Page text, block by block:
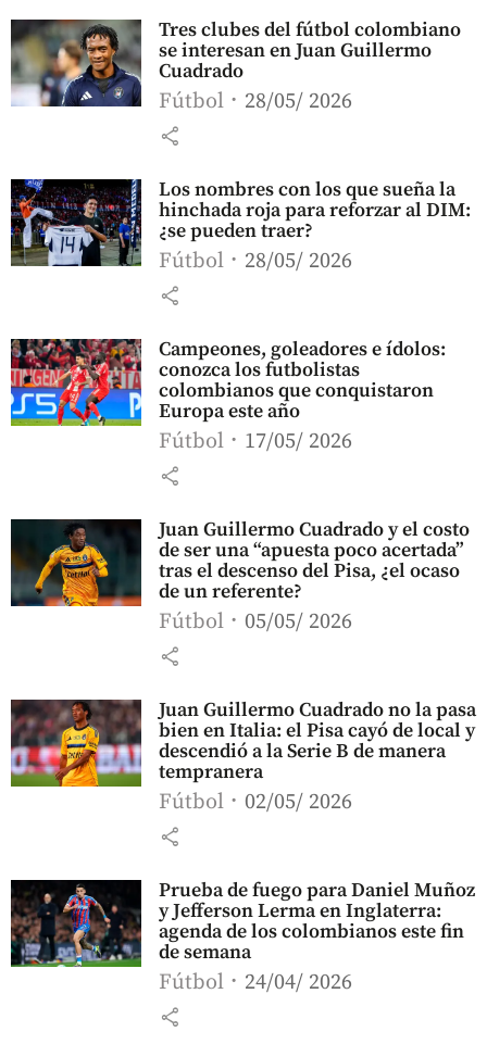
Tres clubes del fútbol colombiano
se interesan en Juan Guillermo
Cuadrado
Fútbol 28/05/ 2026
share
Los nombres con los que sueña la
hinchada roja para reforzar al DIM:
¿se pueden traer?
Fútbol 28/05/ 2026
share
Campeones, goleadores e ídolos:
conozca los futbolistas
colombianos que conquistaron
Europa este año
Fútbol 17/05/ 2026
share
Juan Guillermo Cuadrado y el costo
de ser una “apuesta poco acertada”
tras el descenso del Pisa, ¿el ocaso
de un referente?
Fútbol 05/05/ 2026
share
Juan Guillermo Cuadrado no la pasa
bien en Italia: el Pisa cayó de local y
descendió a la Serie B de manera
tempranera
Fútbol 02/05/ 2026
share
Prueba de fuego para Daniel Muñoz
y Jefferson Lerma en Inglaterra:
agenda de los colombianos este fin
de semana
Fútbol 24/04/ 2026
share